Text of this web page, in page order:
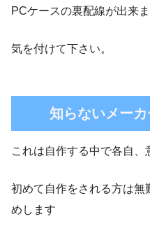
PCケースの裏配線が出来
気を付けて下さい。
知らないメー
これは自作する中で各自、
初めて自作をされる方は無
めします